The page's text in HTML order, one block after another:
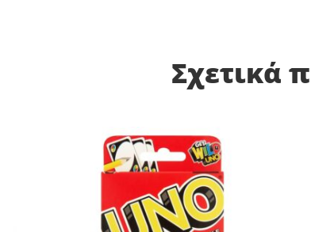
Σχετικά